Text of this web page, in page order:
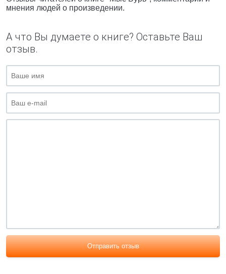
мнения людей о произведении.
А что Вы думаете о книге? Оставьте Ваш
отзыв.
Отправить отзыв